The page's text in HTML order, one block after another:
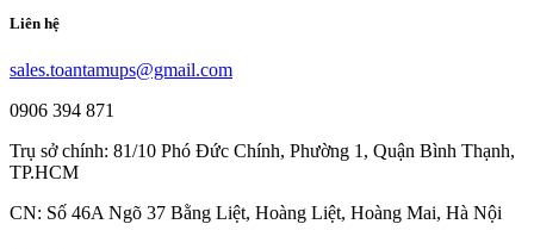
Liên hệ
sales.toantamups@gmail.com
0906 394 871
Trụ sở chính: 81/10 Phó Đức Chính, Phường 1, Quận Bình Thạnh,
TP.HCM
CN: Số 46A Ngõ 37 Bằng Liệt, Hoàng Liệt, Hoàng Mai, Hà Nội